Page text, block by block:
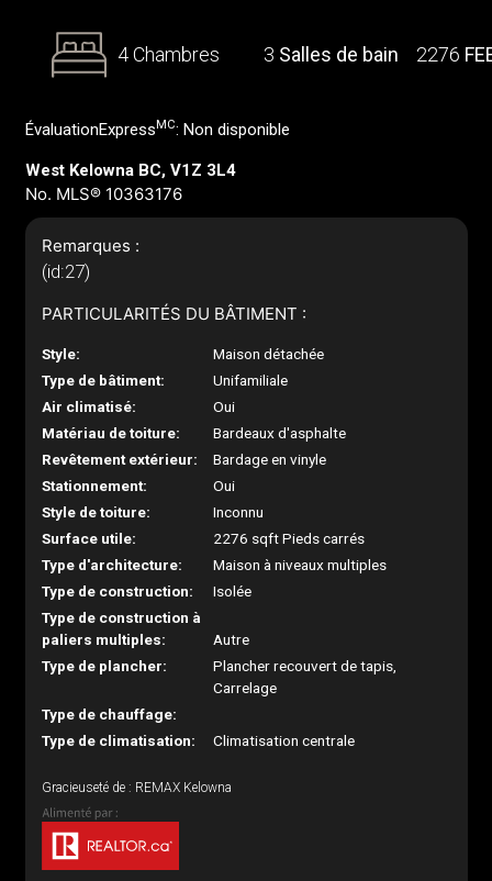
4 Chambres 3 Salles de bain 2276
ÉvaluationExpress MC: Non disponible
West Kelowna BC, V1Z 3L4
No. MLS® 10363176
Remarques :
(id:27)
PARTICULARITÉS DU BÂTIMENT :
Style:
Maison détachée
Type de bâtiment:
Unifamiliale
Air climatisé:
Oui
Matériau de toiture:
Bardeaux d'asphalte
Revêtement extérieur:
Bardage en vinyle
Stationnement:
Oui
Style de toiture:
Inconnu
Surface utile:
2276 sqft Pieds carrés
Type d'architecture:
Maison à niveaux multiples
Type de construction:
Isolée
Type de construction à
paliers multiples:
Autre
Type de plancher:
Plancher recouvert de tapis,
Carrelage
Type de chauffage:
Type de climatisation:
Climatisation centrale
Gracieuseté de : REMAX Kelowna